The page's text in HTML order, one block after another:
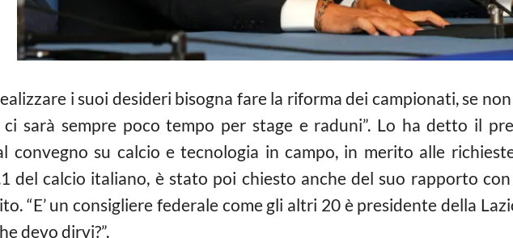
i suoi desideri bisogna fare la riforma dei campionati, se
ci sarà sempre poco tempo per stage e raduni”. Lo ha detto il
convegno su calcio e tecnologia in campo, in merito alle
delcalcio italiano, è stato poi chiesto anche del suo rapporto
“E’ un consigliere federale come gli altri 20 è presidente della
devo dirvi?”.